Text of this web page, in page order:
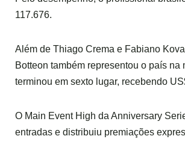
117.676.
Além de Thiago Crema e Fabiano
Botteon também representou o país na
terminou em sexto lugar, recebendo
O Main Event High da Anniversary
entradas e distribuiu premiações